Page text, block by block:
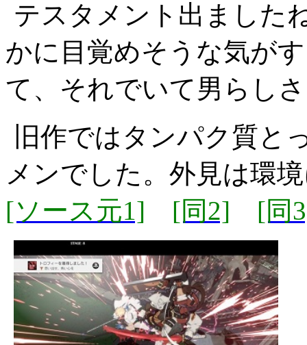
テスタメント出ました
かに目覚めそうな気が
て、それでいて男らし
旧作ではタンパク質と
メンでした。外見は環
[ソース元1]
[同2] [同